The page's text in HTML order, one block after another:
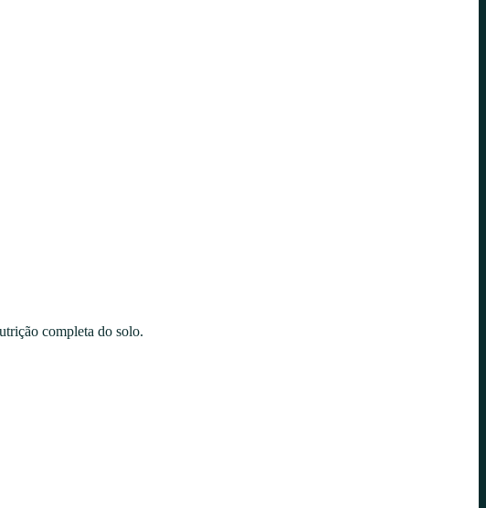
completa do solo.